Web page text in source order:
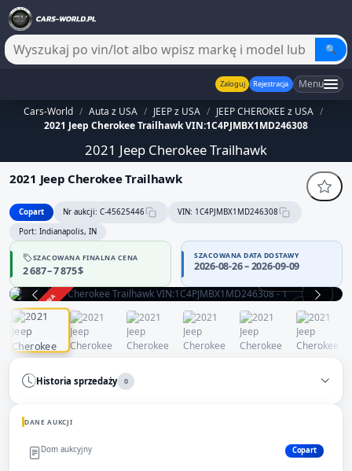
🔍
Zaloguj Rejestracja Menu
Cars-World / Auta z USA / JEEP z USA / JEEP CHEROKEE z USA /
2021 Jeep Cherokee Trailhawk VIN:1C4PJMBX1MD246308
2021 Jeep Cherokee Trailhawk
2021 Jeep Cherokee Trailhawk
Copart Nr aukcji: C-45625446
VIN: 1C4PJMBX1MD246308
Port: Indianapolis, IN
SZACOWANA FINALNA CENA
2 687 – 7 875 $
SZACOWANA DATA DOSTAWY
2026-08-26 – 2026-09-09
ZAKOŃCZONA
Historia sprzedaży 0
DANE AUKCJI
Dom aukcyjny Copart